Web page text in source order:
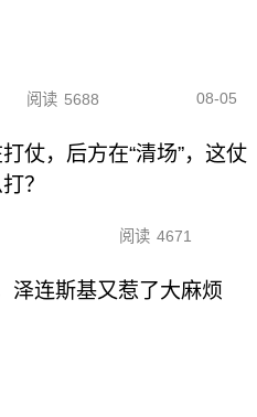
阅读 5688 08-05
仗，后方在“清场”，这仗
？
阅读 4671
泽连斯基又惹了大麻烦